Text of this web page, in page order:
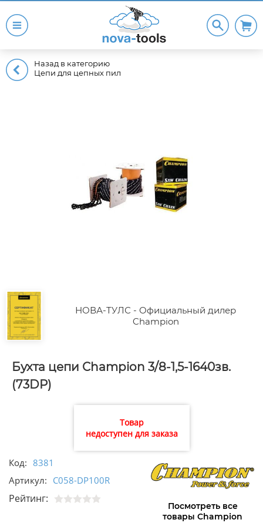
Назад в категорию
Цепи для цепных пил
НОВА-ТУЛС - Официальный дилер
Champion
Бухта цепи Champion 3/8-1,5-1640зв.
(73DP)
Товар
недоступен для заказа
Код: 8381
Артикул: C058-DP100R
Рейтинг:
Посмотреть все
товары Champion